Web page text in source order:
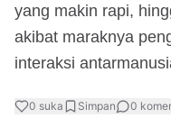
yang makin rapi,
akibat maraknya
interaksi
0 suka Simpan 0